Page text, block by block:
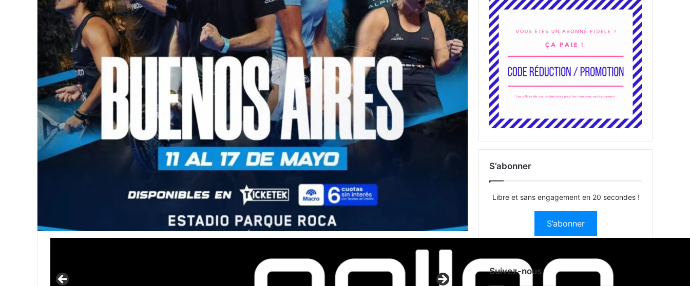
S’abonner
Libre et sans engagement en 20 secondes !
S’abonner
Suivez-nous